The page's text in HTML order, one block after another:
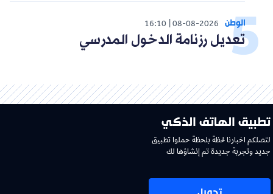
الوطن 08-08-2026
16:10
تعديل رزنامة الدخول المدرسي
تطبيق الهاتف الذكي
لتصلكم اخبارنا لحظة بلحظة حملوا تطبيق
جديد وتجربة جديدة تم إنشاؤها لك